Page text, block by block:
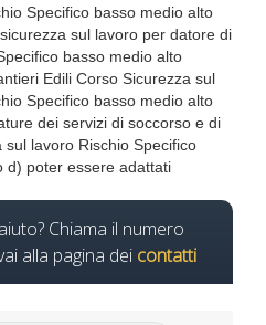
Specifico basso medio alto
sul lavoro per datore di
basso medio alto
Edili Corso Sicurezza sul
Specifico basso medio alto
dei servizi di soccorso e di
lavoro Rischio Specifico
d) poter essere adattati
Chiama il numero
alla pagina dei contatti